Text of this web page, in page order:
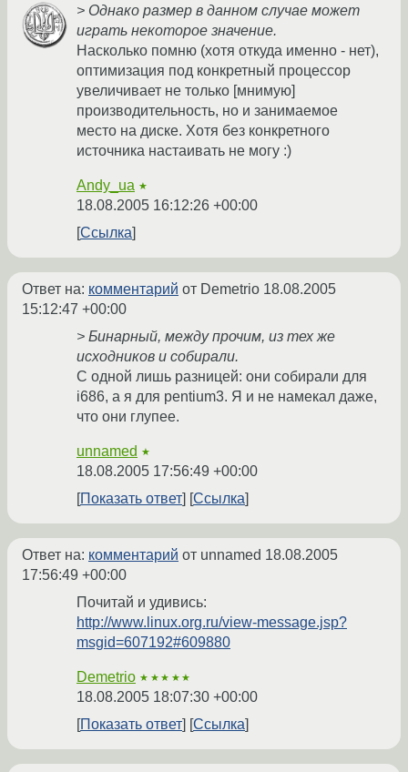
> Однако размер в данном случае может
играть некоторое значение.
Насколько помню (хотя откуда именно - нет),
оптимизация под конкретный процессор
увеличивает не только [мнимую]
производительность, но и занимаемое
место на диске. Хотя без конкретного
источника настаивать не могу :)
Andy_ua ★
18.08.2005 16:12:26 +00:00
Ссылка
Ответ на: комментарий от Demetrio 18.08.2005
15:12:47 +00:00
> Бинарный, между прочим, из тех же
исходников и собирали.
С одной лишь разницей: они собирали для
i686, а я для pentium3. Я и не намекал даже,
что они глупее.
unnamed ★
18.08.2005 17:56:49 +00:00
Показать ответ
Ссылка
Ответ на: комментарий от unnamed 18.08.2005
17:56:49 +00:00
Почитай и удивись:
http://www.linux.org.ru/view-message.jsp?
msgid=607192#609880
Demetrio ★★★★★
18.08.2005 18:07:30 +00:00
Показать ответ
Ссылка